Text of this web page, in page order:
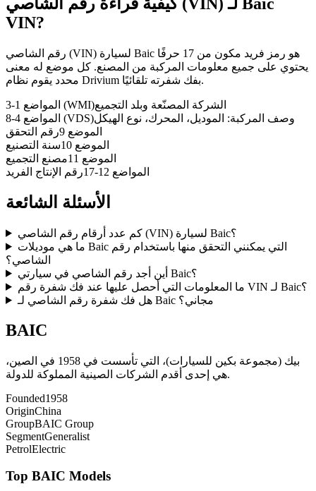
VIN?
رقم الشاصي (VIN) لسيارة Baic هو رمز فريد مكون من 17 حرفًا
يحتوي على جميع معلومات المركبة من المصنع. كل موضع له معنى
محدد يقوم نظام Drivium بفك شفرته تلقائيًا.
المواضع 1-3 (WMI)الشركة المصنّعة وبلد التجميع
المواضع 4-8 (VDS)وصف المركبة: الموديل، المحرك، نوع الهيكل
الموضع 9
رقم التحقق
الموضع 10
سنة التصنيع
الموضع 11
مصنع التجميع
المواضع 12-17
رقم الإنتاج الفريد
الأسئلة الشائعة
كم عدد أرقام رقم الشاصي (VIN) لسيارة Baic؟
ما هي موديلات Baic التي يمكنني التحقق منها باستخدام رقم
الشاصي؟
أين أجد رقم الشاصي في سيارتي Baic؟
ما المعلومات التي أحصل عليها عند فك شفرة رقم VIN لـ Baic؟
هل فك شفرة رقم الشاصي لـ Baic مجاني؟
BAIC
بيك (مجموعة بكين للسيارات)، التي تأسست في 1958 في الصين،
هي إحدى أقدم الشركات الصينية المملوكة للدولة.
Founded1958
OriginChina
GroupBAIC Group
SegmentGeneralist
PetrolElectric
Top BAIC Models